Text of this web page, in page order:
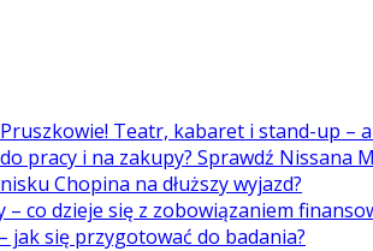
Teatr, kabaret i stand-up –
pracy i na zakupy? Sprawdź Nissana
Chopina na dłuższy wyjazd?
– co dzieje się z zobowiązaniem
się przygotować do badania?